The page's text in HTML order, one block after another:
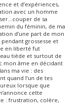
et d’expériences,
avec un homme
de sa
du féminin, de ma
d’une part de mon
grossesse et
en liberté fut
tiède et surtout de
mon âme en décidant
ma vie : des
quand l’un de tes
lorsque que
cette
: frustration, colère,